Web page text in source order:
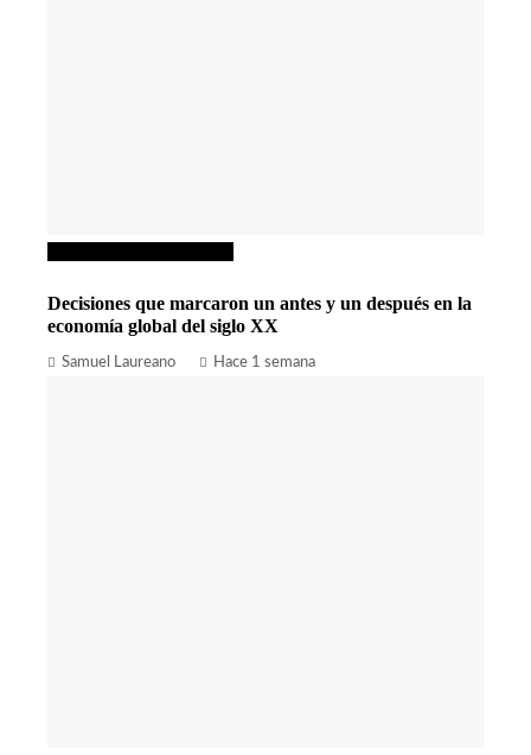
Decisiones que marcaron un antes y un después en la
economía global del siglo XX
Samuel Laureano Hace 1 semana